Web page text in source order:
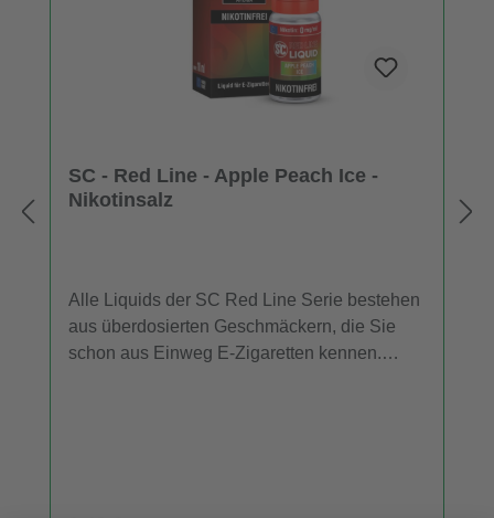
SC - Red Line - Apple Peach Ice -
Nikotinsalz
Alle Liquids der SC Red Line Serie bestehen
aus überdosierten Geschmäckern, die Sie
schon aus Einweg E-Zigaretten kennen.